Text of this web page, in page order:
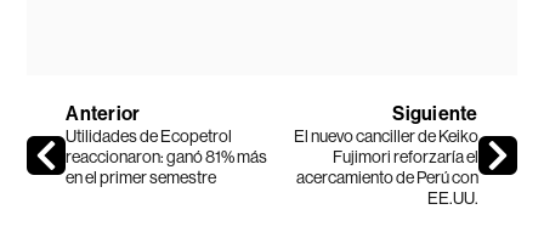
Anterior
Utilidades de Ecopetrol
reaccionaron: ganó 81% más
en el primer semestre
Siguiente
El nuevo canciller de Keiko
Fujimori reforzaría el
acercamiento de Perú con
EE.UU.